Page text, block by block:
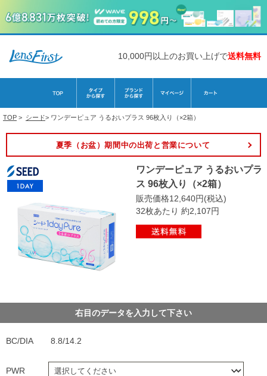
10,000円以上のお買い上げで送料無料
TOP > シード> ワンデーピュア うるおいプラス 96枚入り（×2箱）
夏季（お盆）期間中の出荷と営業について
ワンデーピュア うるおいプラ
ス 96枚入り（×2箱）
販売価格12,640円(税込)
32枚あたり 約2,107円
右目のデータを入力して下さい
BC/DIA 8.8/14.2
PWR